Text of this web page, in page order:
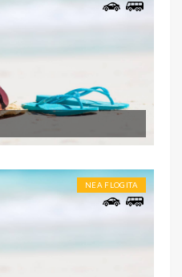
NEA FLOGITA